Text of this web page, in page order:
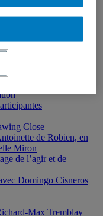
géosciences
Fondation Grantham
Julie McInnes
Close
de Robien, en
Miron
de l’agir et de
Domingo Cisneros
Max Tremblay